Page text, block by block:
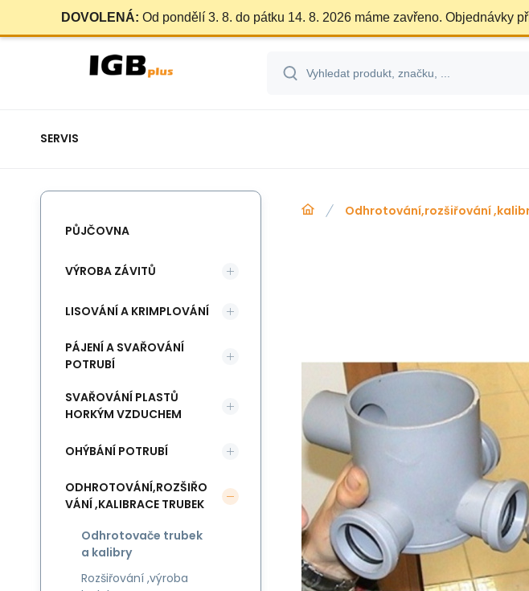
DOVOLENÁ: Od pondělí 3. 8. do pátku 14. 8. 2026 máme zavřeno. Objednávky
SERVIS
Odhrotování,rozšiřování
PŮJČOVNA
VÝROBA ZÁVITŮ
LISOVÁNÍ A KRIMPLOVÁNÍ
PÁJENÍ A SVAŘOVÁNÍ
POTRUBÍ
SVAŘOVÁNÍ PLASTŮ
HORKÝM VZDUCHEM
OHÝBÁNÍ POTRUBÍ
ODHROTOVÁNÍ,ROZŠIŘO
VÁNÍ ,KALIBRACE TRUBEK
Odhrotovače trubek
a kalibry
Rozšiřování ,výroba